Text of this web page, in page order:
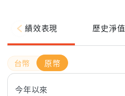
績效表現 歷史淨值
原幣
今年以來